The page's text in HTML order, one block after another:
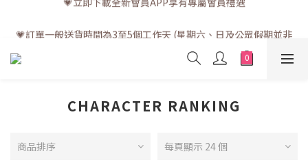
工作天)
CHARACTER RANKING
商品排序 每頁顯示 24 個